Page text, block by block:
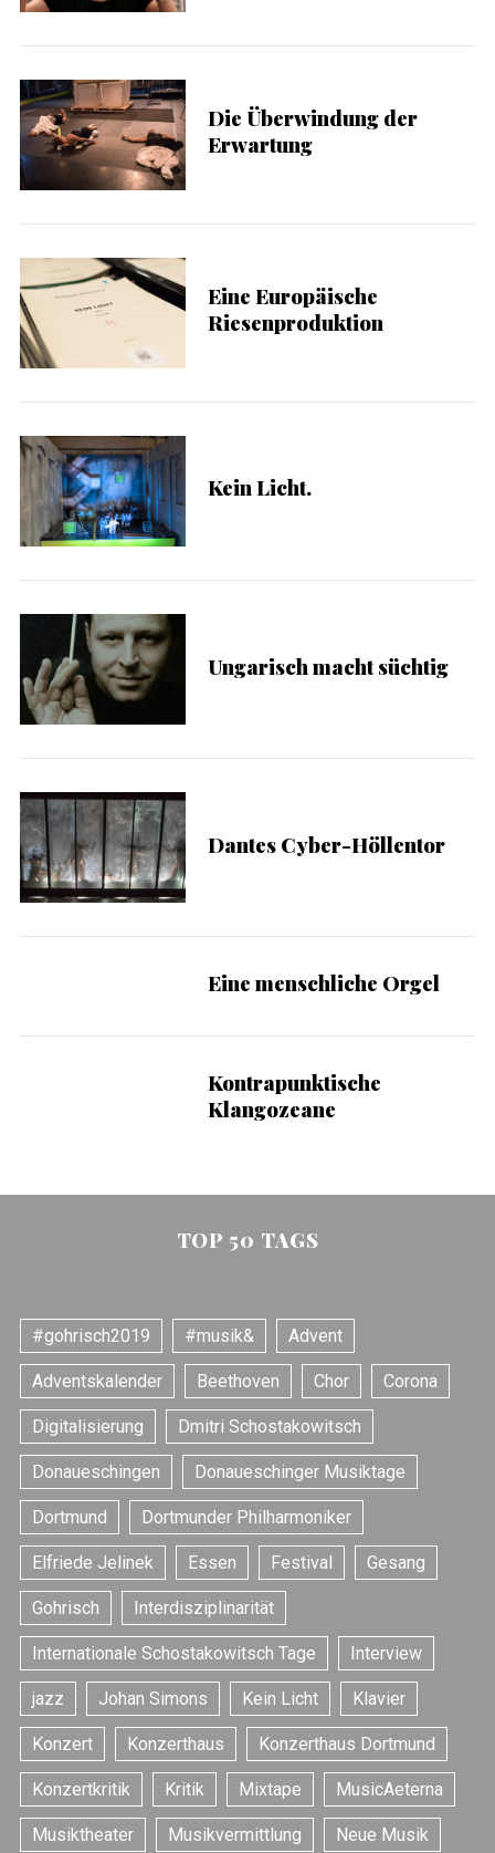
Die Überwindung der
Erwartung
Eine Europäische
Riesenproduktion
Kein Licht.
Ungarisch macht süchtig
Dantes Cyber-Höllentor
Eine menschliche Orgel
Kontrapunktische
Klangozeane
TOP 50 TAGS
#gohrisch2019 #musik& Advent
Adventskalender Beethoven Chor Corona
Digitalisierung Dmitri Schostakowitsch
Donaueschingen Donaueschinger Musiktage
Dortmund Dortmunder Philharmoniker
Elfriede Jelinek Essen Festival Gesang
Gohrisch Interdisziplinarität
Internationale Schostakowitsch Tage Interview
jazz Johan Simons Kein Licht Klavier
Konzert Konzerthaus Konzerthaus Dortmund
Konzertkritik Kritik Mixtape MusicAeterna
Musiktheater Musikvermittlung Neue Musik